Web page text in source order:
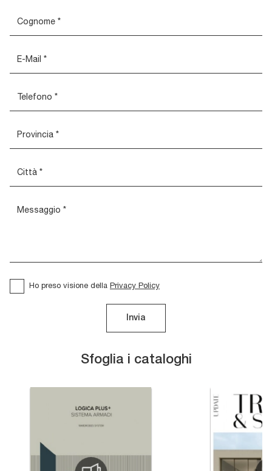
Sfoglia i cataloghi
Ho preso visione della Privacy Policy
Invia